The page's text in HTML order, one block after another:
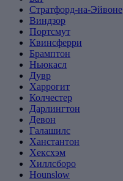
Стратфорд-на-Эйвоне
Виндзор
Портсмут
Квинсферри
Брамптон
Ньюкасл
Дувр
Харрогит
Колчестер
Дарлингтон
Девон
Галашилс
Ханстантон
Хексхэм
Хиллсборо
Hounslow